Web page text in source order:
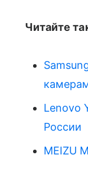
Читайте
Lenovo
России
MEIZU